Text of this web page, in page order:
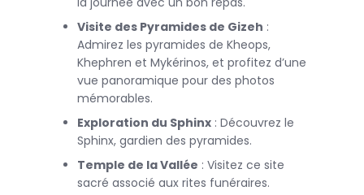
cristallines et ses récifs coralliens magnifiques.
Profitez d'activités nautiques telles que la plongée sous-
marine, le snorkeling ou des promenades en bateau pour
admirer la vie marine exceptionnelle. Durant votre séjour à
Hurghada, détendez-vous sur la plage ou participez à des
excursions optionnelles vers des sites voisins, comme le
parc national deRas Mohammed ou lesîlesGiftun
excursions vous offriront une expérience inoubliable dans
Visite des Pyramides de Gizeh :
Admirez les pyramides de Kheops,
Khephren et Mykérinos, et profitez d’une
vue panoramique pour des photos
mémorables.
Exploration du Sphinx : Découvrez le
Sphinx, gardien des pyramides.
Temple de la Vallée : Visitez ce site
sacré associé aux rites funéraires.